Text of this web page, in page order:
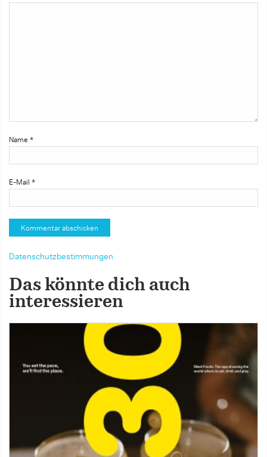
Name *
E-Mail *
Datenschutzbestimmungen
Das könnte dich auch
interessieren